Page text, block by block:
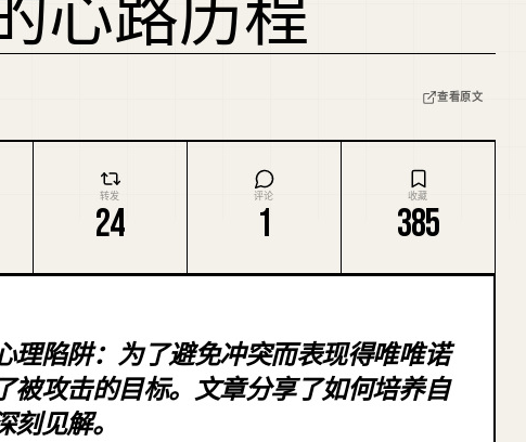
心路历程
查看原文
转发
24
评论
1
收藏
385
理陷阱：为了避免冲突而表现得唯唯诺
被攻击的目标。文章分享了如何培养自
见解。